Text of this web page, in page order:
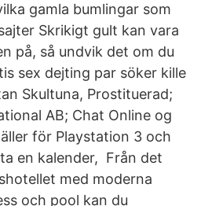
gamla bumlingar som
Skrikigt gult kan vara
på, så undvik det om du
sex dejting par söker kille
Skultuna, Prostituerad;
AB; Chat Online og
för Playstation 3 och
en kalender, Från det
med moderna
och pool kan du